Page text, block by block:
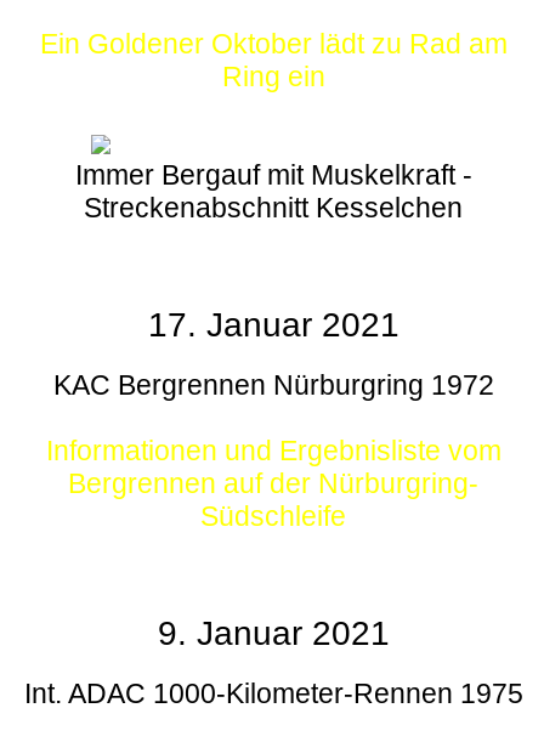
Ein Goldener Oktober lädt zu Rad am
Ring ein
Immer Bergauf mit Muskelkraft -
Streckenabschnitt Kesselchen
17. Januar 2021
KAC Bergrennen Nürburgring 1972
Informationen und Ergebnisliste vom
Bergrennen auf der Nürburgring-
Südschleife
9. Januar 2021
Int. ADAC 1000-Kilometer-Rennen 1975